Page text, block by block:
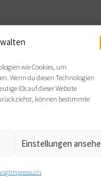
wie Cookies, um
Wenn du diesen Technologien
IDs auf dieser Website
können bestimmte
Einstellungen
Impressum
Terminen: Di,